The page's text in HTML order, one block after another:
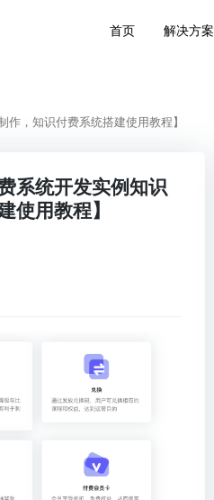
首页 解决方案
，知识付费系统搭建使用教程】
系统开发实例知识
使用教程】